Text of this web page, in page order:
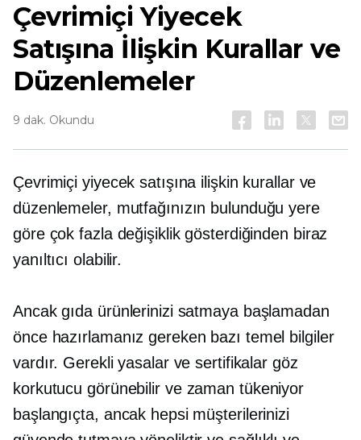
Çevrimiçi Yiyecek
Satışına İlişkin Kurallar ve
Düzenlemeler
9 dak. Okundu
Çevrimiçi yiyecek satışına ilişkin kurallar ve
düzenlemeler, mutfağınızın bulunduğu yere
göre çok fazla değişiklik gösterdiğinden biraz
yanıltıcı olabilir.
Ancak gıda ürünlerinizi satmaya başlamadan
önce hazırlamanız gereken bazı temel bilgiler
vardır. Gerekli yasalar ve sertifikalar göz
korkutucu görünebilir ve zaman tükeniyor
başlangıçta, ancak hepsi müşterilerinizi